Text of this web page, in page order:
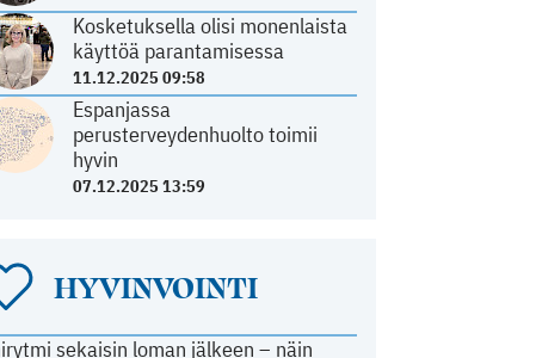
Kosketuksella olisi monenlaista
käyttöä parantamisessa
11.12.2025 09:58
Espanjassa
perusterveydenhuolto toimii
hyvin
07.12.2025 13:59
HYVINVOINTI
sekaisin loman jälkeen – näin